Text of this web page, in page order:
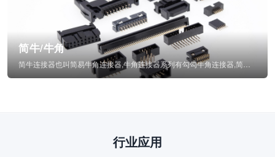
简牛/牛角
行业应用